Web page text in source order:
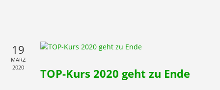
19
MÄRZ
2020
TOP-Kurs 2020 geht zu Ende